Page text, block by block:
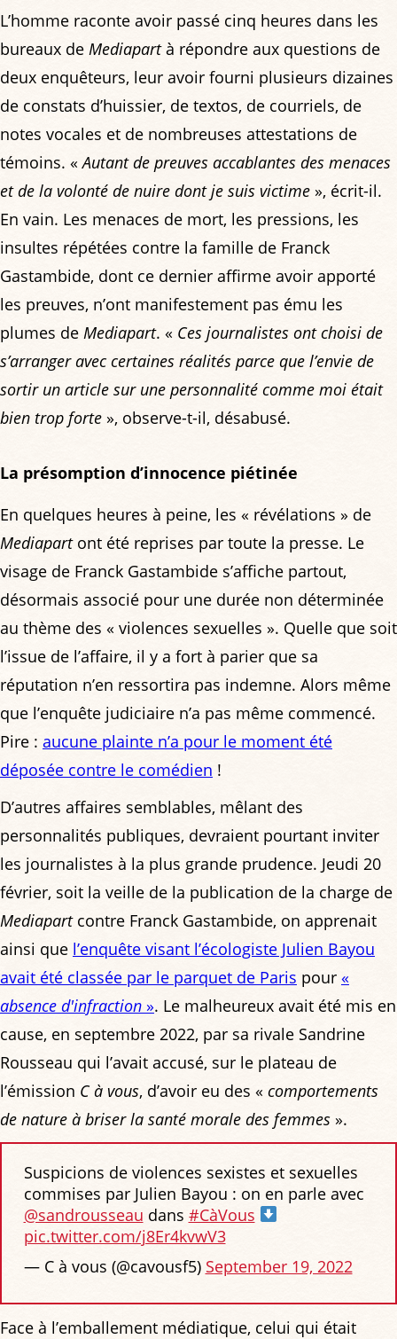
L’homme raconte avoir passé cinq heures dans les
bureaux de Mediapartà répondre aux questions de
deux enquêteurs, leur avoir fourni plusieurs dizaines
de constats d’huissier, de textos, de courriels, de
notes vocales et de nombreuses attestations de
témoins. «Autant de preuves accablantes des menaces
et de la volonté de nuire dont je suis victime », écrit-il.
En vain. Les menaces de mort, les pressions, les
insultes répétées contre la famille de Franck
Gastambide, dont ce dernier affirme avoir apporté
les preuves, n’ont manifestement pas ému les
plumes de Mediapart. « Ces journalistes ont choisi de
s’arranger avec certaines réalités parce que l’envie de
sortir un article sur une personnalité comme moi était
bien trop forte », observe-t-il, désabusé.
La présomption d’innocence piétinée
En quelques heures à peine, les « révélations » de
Mediapartont été reprises par toute la presse. Le
visage de Franck Gastambide s’affiche partout,
désormais associé pour une durée non déterminée
au thème des « violences sexuelles ». Quelle que soit
l’issue de l’affaire, il y a fort à parier que sa
réputation n’en ressortira pas indemne. Alors même
que l’enquête judiciaire n’a pas même commencé.
Pire : aucune plainte n’a pour le moment été
déposée contre le comédien !
D’autres affaires semblables, mêlant des
personnalités publiques, devraient pourtant inviter
les journalistes à la plus grande prudence. Jeudi 20
février, soit la veille de la publication de la charge de
Mediapartcontre Franck Gastambide, on apprenait
ainsi que l’enquête visant l’écologiste Julien Bayou
avait été classée par le parquet de Paris pour «
absence d'infraction ». Le malheureux avait été mis en
cause, en septembre 2022, par sa rivale Sandrine
Rousseau qui l’avait accusé, sur le plateau de
l’émission C à vous, d’avoir eu des « comportements
de nature à briser la santé morale des femmes ».
Suspicions de violences sexistes et sexuelles
commises par Julien Bayou : on en parle avec
@sandrousseau dans #CàVous
pic.twitter.com/j8Er4kvwV3
— C à vous (@cavousf5) September 19, 2022
Face à l’emballement médiatique, celui qui était